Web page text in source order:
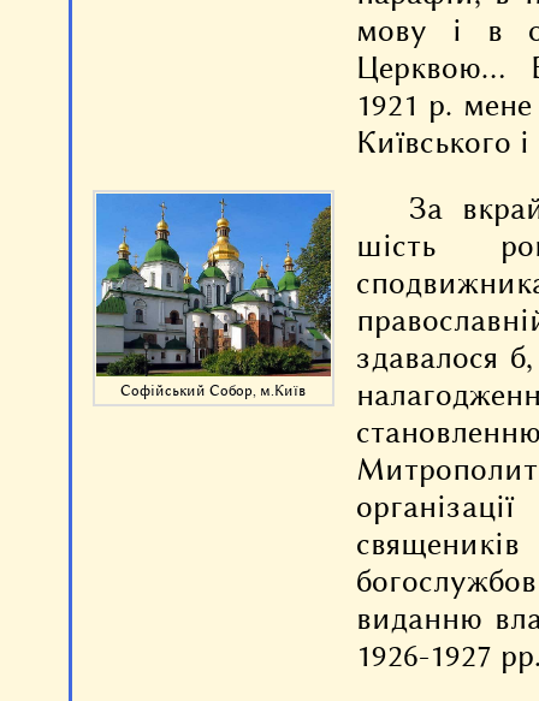
мову і в
Церквою…
1921 р.
Київського
Софійський Собор, м.Київ
За
шість
здавалося
виданню
1926-1927